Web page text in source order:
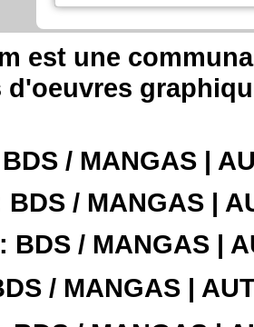
est une
/ MANGAS |
BDS / MANGAS |
: BDS / MANGAS |
/ MANGAS |